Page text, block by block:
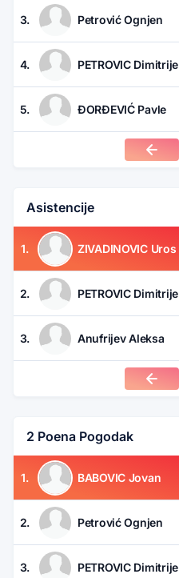
3. Petrović Ognjen
4. PETROVIC Dimitrije
5. ĐORĐEVIĆ Pavle
Asistencije
1. ZIVADINOVIC Uros
2. PETROVIC Dimitrije
3. Anufrijev Aleksa
2 Poena Pogodak
1. BABOVIC Jovan
2. Petrović Ognjen
3. PETROVIC Dimitrije